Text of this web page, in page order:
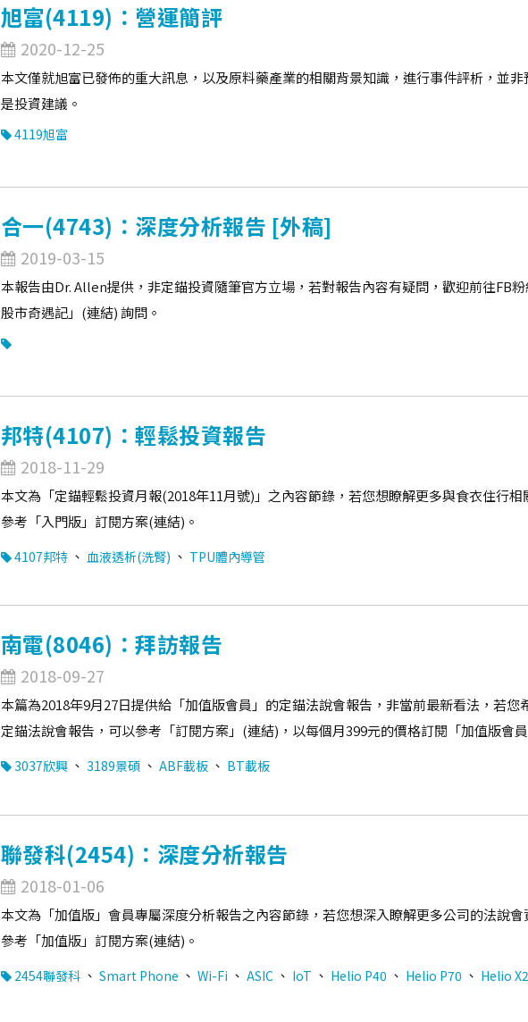
旭富(4119)：營運簡評
2020-12-25
本文僅就旭富已發佈的重大訊息，以及原料藥產業的相關背景知識，進行事件評析，並
是投資建議。
4119旭富
合一(4743)：深度分析報告 [外稿]
2019-03-15
本報告由Dr. Allen提供，非定錨投資隨筆官方立場，若對報告內容有疑問，歡迎前往FB
股市奇遇記」(連結) 詢問。
邦特(4107)：輕鬆投資報告
2018-11-29
本文為「定錨輕鬆投資月報(2018年11月號)」之內容節錄，若您想瞭解更多與食衣住行
參考「入門版」訂閱方案(連結)。
4107邦特 、 血液透析(洗腎) 、 TPU體內導管
南電(8046)：拜訪報告
2018-09-27
本篇為2018年9月27日提供給「加值版會員」的定錨法說會報告，非當前最新看法，若您
定錨法說會報告，可以參考「訂閱方案」(連結)，以每個月399元的價格訂閱「加值版會員
3037欣興 、 3189景碩 、 ABF載板 、 BT載板
聯發科(2454)：深度分析報告
2018-01-06
本文為「加值版」會員專屬深度分析報告之內容節錄，若您想深入瞭解更多公司的法說
參考「加值版」訂閱方案(連結)。
2454聯發科 、 Smart Phone 、 Wi-Fi 、 ASIC 、 IoT 、 Helio P40 、 Helio P70 、 Helio